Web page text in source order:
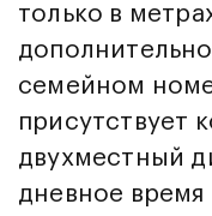
только в
семейном
присутствует
двухместный
дневное